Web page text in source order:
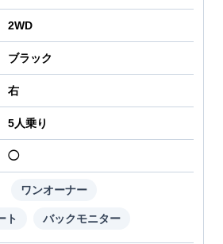
2WD
ブラック
右
5人乗り
◯
ワンオーナー
ト バックモニター